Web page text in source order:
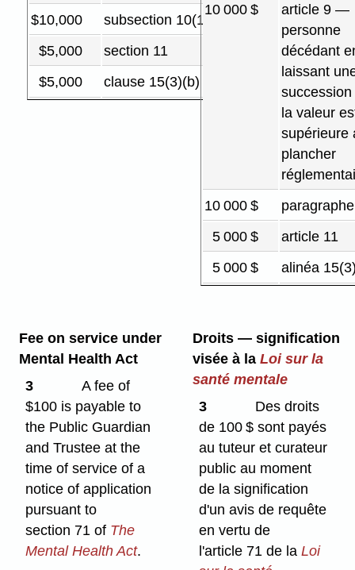
$10,000
subsection 10(1)
$5,000
section 11
$5,000
clause 15(3)⁠(b)
10 000 $
article 9 —
personne
décédant
laissant
la valeur
supérieure
plancher
10 000 $
5 000 $
article 11
5 000 $
alinéa
Fee on service under
Mental Health Act
3
A fee of
$100 is payable to
the Public Guardian
and Trustee at the
time of service of a
notice of application
pursuant to
section 71 of The
Mental Health Act.
Droits — signification
visée à la Loi sur la
santé mentale
3
Des droits
de 100 $ sont payés
au tuteur et curateur
public au moment
de la signification
d'un avis de requête
en vertu de
l'article 71 de laLoi